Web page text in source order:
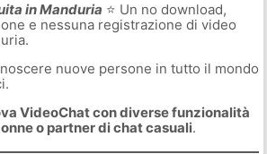
in Manduria ⭐ Un no download,
e nessuna registrazione di video
nuove persone in tutto il mondo
VideoChat con diverse funzionalità
o partner di chat casuali.